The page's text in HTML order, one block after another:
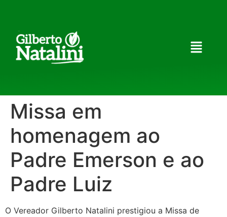
Missa em
homenagem ao
Padre Emerson e ao
Padre Luiz
O Vereador Gilberto Natalini prestigiou a Missa de